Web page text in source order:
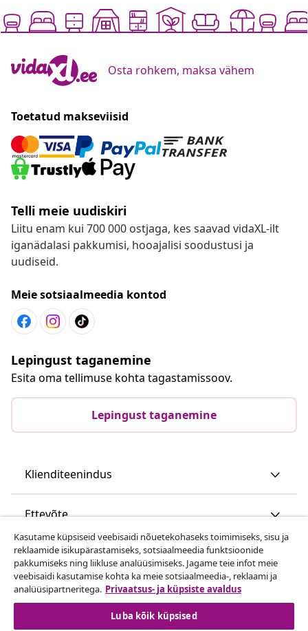
Osta rohkem, maksa vähem
Toetatud makseviisid
Telli meie uudiskiri
Liitu enam kui 700 000 ostjaga, kes saavad vidaXL-ilt
iganädalasi pakkumisi, hooajalisi soodustusi ja
uudiseid.
Meie sotsiaalmeedia kontod
Lepingust taganemine
Esita oma tellimuse kohta tagastamissoov.
Lepingust taganemine
Klienditeenindus
Ettevõte
vidaXL
Vaata rohkem
Kasutame küpsiseid veebisaidi nõuetekohaseks toimimiseks, sisu ja
reklaamide isikupärastamiseks, sotsiaalmeedia funktsioonide
pakkumiseks ning liikluse analüüsimiseks. Jagame teie infot meie
veebisaidi kasutamise kohta ka meie sotsiaalmeedia-, reklaami ja
analüüsipartneritega. Privaatsus- ja küpsiste avaldus
Luba kõik küpsised